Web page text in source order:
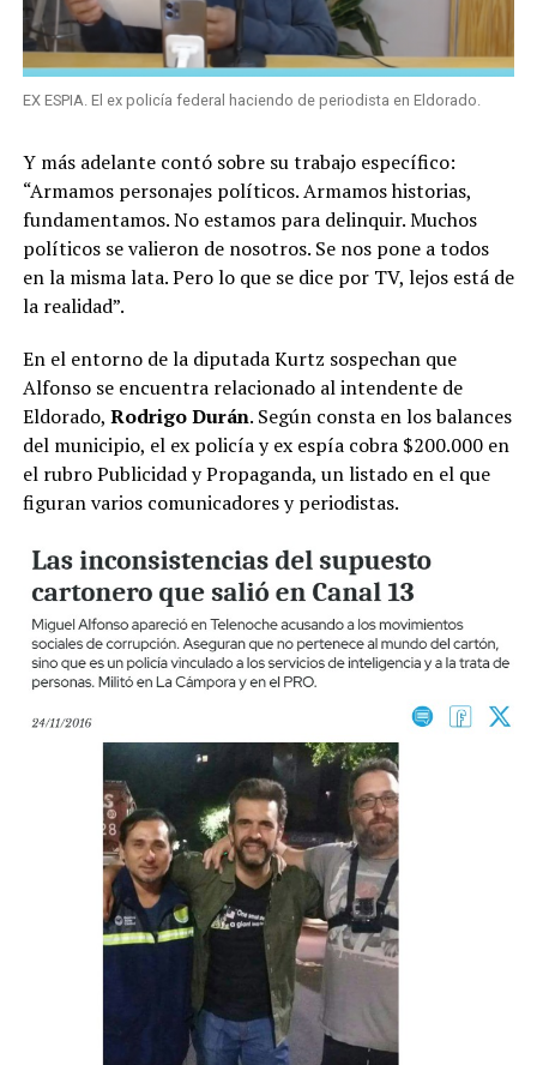
EX ESPIA. El ex policía federal haciendo de periodista en Eldorado.
Y más adelante contó sobre su trabajo específico:
“Armamos personajes políticos. Armamos historias,
fundamentamos. No estamos para delinquir. Muchos
políticos se valieron de nosotros. Se nos pone a todos
en la misma lata. Pero lo que se dice por TV, lejos está de
la realidad”.
En el entorno de la diputada Kurtz sospechan que
Alfonso se encuentra relacionado al intendente de
Eldorado, Rodrigo Durán. Según consta en los balances
del municipio, el ex policía y ex espía cobra $200.000 en
el rubro Publicidad y Propaganda, un listado en el que
figuran varios comunicadores y periodistas.